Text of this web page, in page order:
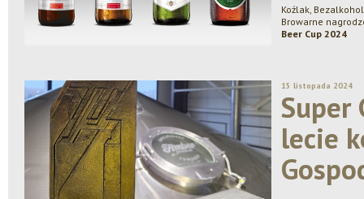
Koźlak,
Browarne
Beer Cup 2024
15 listopada 2024
Super
lecie